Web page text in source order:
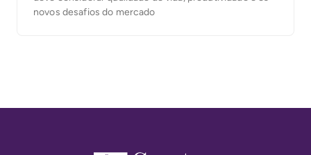
novos desafios do mercado